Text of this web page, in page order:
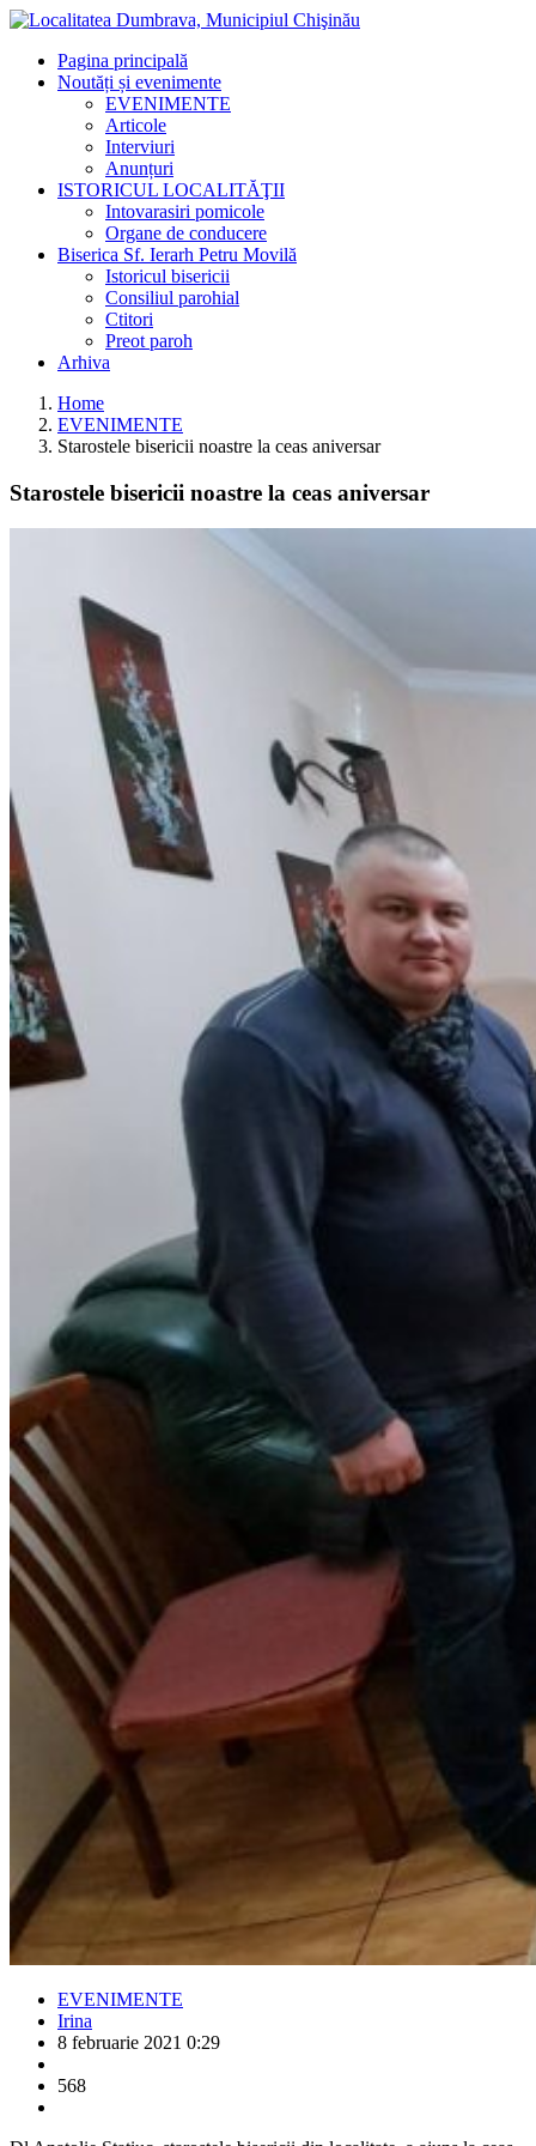
Pagina principală
Noutăți și evenimente
EVENIMENTE
Articole
Interviuri
Anunțuri
ISTORICUL LOCALITĂŢII
Intovarasiri pomicole
Organe de conducere
Biserica Sf. Ierarh Petru Movilă
Istoricul bisericii
Consiliul parohial
Ctitori
Preot paroh
Arhiva
Home
EVENIMENTE
Starostele bisericii noastre la ceas aniversar
Starostele bisericii noastre la ceas aniversar
EVENIMENTE
Irina
8 februarie 2021 0:29
568